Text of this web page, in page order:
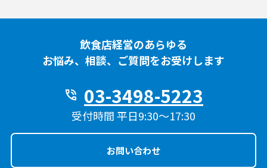
飲食店経営のあらゆる
お悩み、相談、ご質問をお受けします
phone_in_talk 03-3498-5223
受付時間 平日9:30〜17:30
お問い合わせ